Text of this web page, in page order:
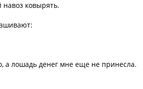
навоз ковырять.
а лошадь денег мне еще не принесла.